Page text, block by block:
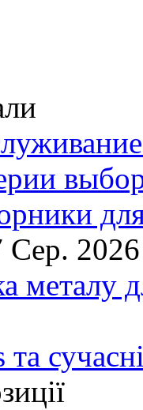
Сер. 2026
металу